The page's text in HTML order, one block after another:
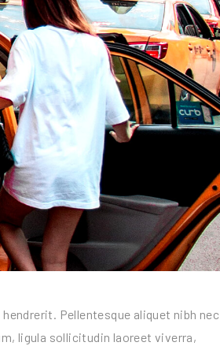
Pellentesque aliquet nibh nec
ligula sollicitudin laoreet viverra,